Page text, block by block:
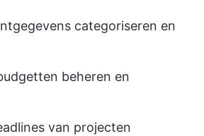
categoriseren en
beheren en
van projecten